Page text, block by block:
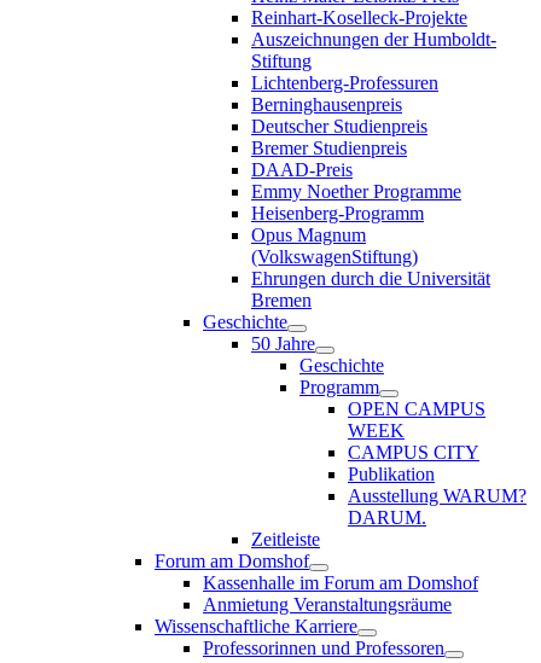
Reinhart-Koselleck-Projekte
Auszeichnungen der Humboldt-
Stiftung
Lichtenberg-Professuren
Berninghausenpreis
Deutscher Studienpreis
Bremer Studienpreis
DAAD-Preis
Emmy Noether Programme
Heisenberg-Programm
Opus Magnum
(VolkswagenStiftung)
Ehrungen durch die Universität
Bremen
Geschichte
50 Jahre
Geschichte
Programm
OPEN CAMPUS
WEEK
CAMPUS CITY
Publikation
Ausstellung WARUM?
DARUM.
Zeitleiste
Forum am Domshof
Kassenhalle im Forum am Domshof
Anmietung Veranstaltungsräume
Wissenschaftliche Karriere
Professorinnen und Professoren